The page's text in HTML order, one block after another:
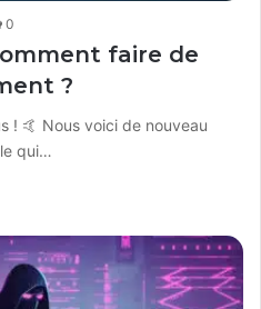
0
faire de
?
! 🤙 Nous voici de nouveau
qui…